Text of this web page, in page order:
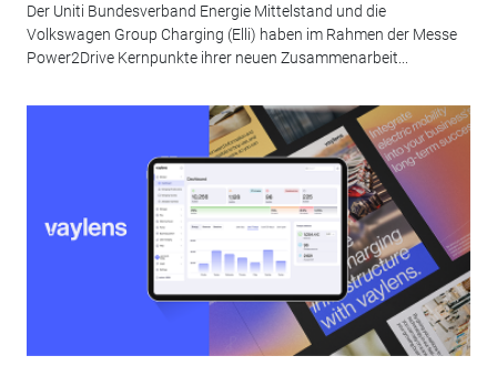
Der Uniti Bundesverband Energie Mittelstand und die
Volkswagen Group Charging (Elli) haben im Rahmen der Messe
Power2Drive Kernpunkte ihrer neuen Zusammenarbeit...